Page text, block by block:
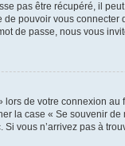
pas être récupéré, il
pouvoir vous connecter
de passe, nous vous
de votre connexion
la case « Se souvenir
vous n’arrivez pas à